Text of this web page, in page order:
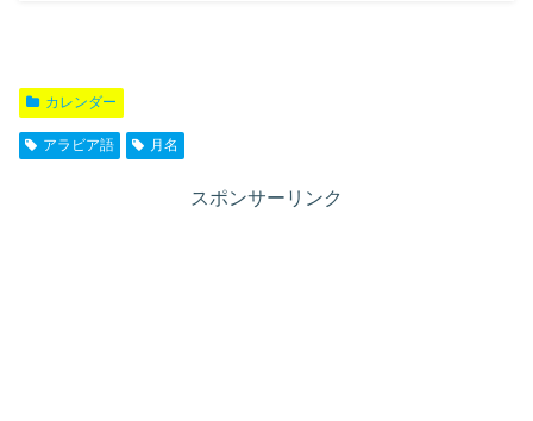
カレンダー
アラビア語 月名
スポンサーリンク